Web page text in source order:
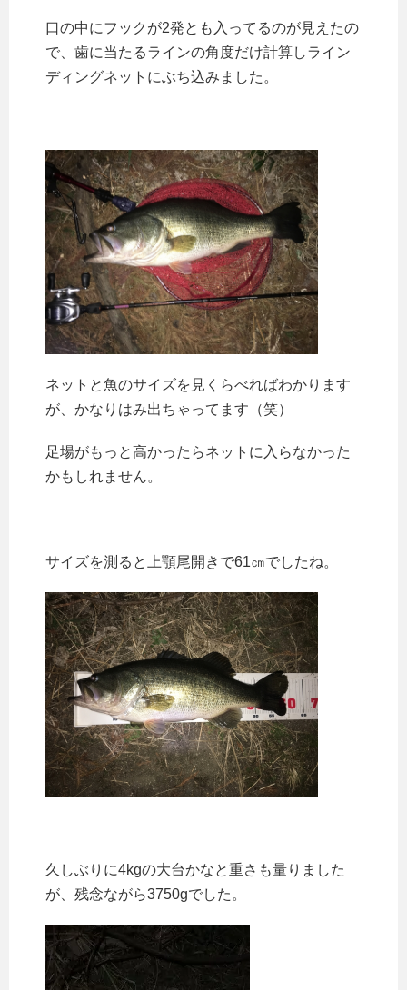
口の中にフックが2発とも入ってるのが見えたの
で、歯に当たるラインの角度だけ計算しライン
ディングネットにぶち込みました。
ネットと魚のサイズを見くらべればわかります
が、かなりはみ出ちゃってます（笑）
足場がもっと高かったらネットに入らなかった
かもしれません。
サイズを測ると上顎尾開きで61㎝でしたね。
久しぶりに4kgの大台かなと重さも量りました
が、残念ながら3750gでした。